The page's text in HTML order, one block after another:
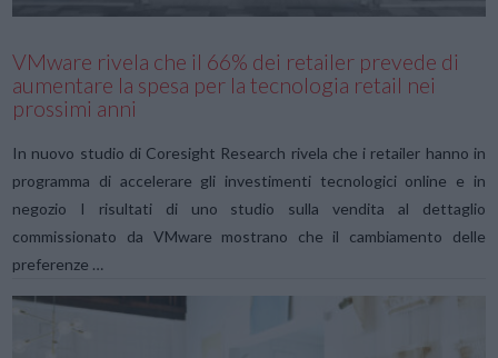
VMware rivela che il 66% dei retailer prevede di
aumentare la spesa per la tecnologia retail nei
prossimi anni
In nuovo studio di Coresight Research rivela che i retailer hanno in
programma di accelerare gli investimenti tecnologici online e in
negozio I risultati di uno studio sulla vendita al dettaglio
commissionato da VMware mostrano che il cambiamento delle
preferenze …